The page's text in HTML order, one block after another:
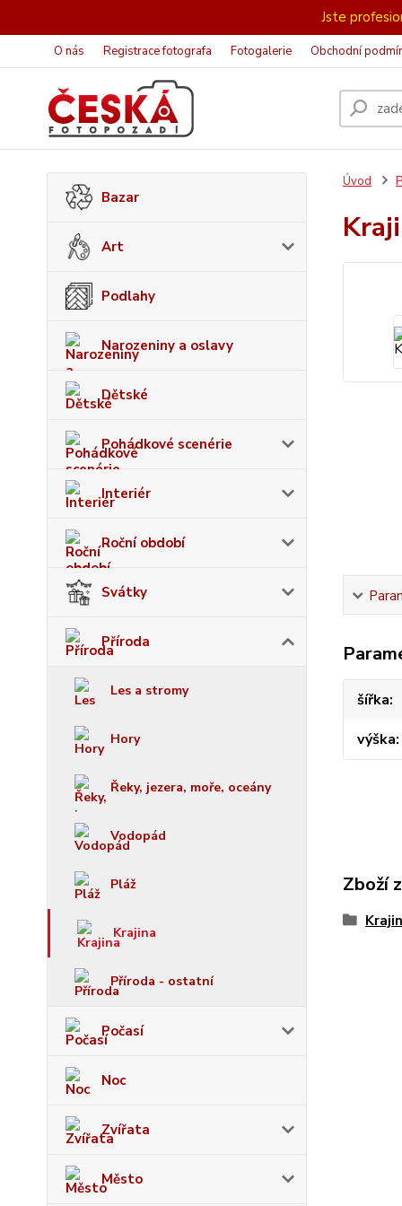
Jste
O nás Registrace fotografa Fotogalerie Obchodní
Bazar
Art
Podlahy
Narozeniny a oslavy
Dětské
Pohádkové scenérie
Interiér
Roční období
Svátky
Příroda
Les a stromy
Hory
Řeky, jezera, moře, oceány
Vodopád
Pláž
Krajina
Příroda - ostatní
Počasí
Noc
Zvířata
Město
Úvod
šířka
výška
Zboží